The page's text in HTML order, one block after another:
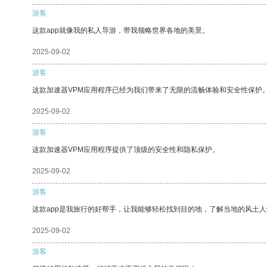
游客
这款app就像我的私人导游，带我领略世界各地的美景。
2025-09-02
游客
这款加速器VPM应用程序已经为我们带来了无限的流畅体验和安全性保护
2025-09-02
游客
这款加速器VPM应用程序提供了顶级的安全性和隐私保护。
2025-09-02
游客
这款app是我旅行的好帮手，让我能够轻松找到目的地，了解当地的风土
2025-09-02
游客